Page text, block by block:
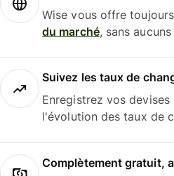
Wise vous offre
du marché, sans
Suivez les taux de
Enregistrez vos
l'évolution des taux de
Complètement gratuit,